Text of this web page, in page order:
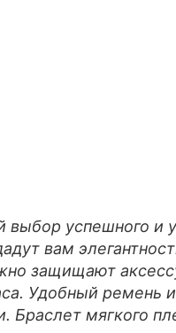
успешного и
вам
защищают
Удобный ремень
мягкого